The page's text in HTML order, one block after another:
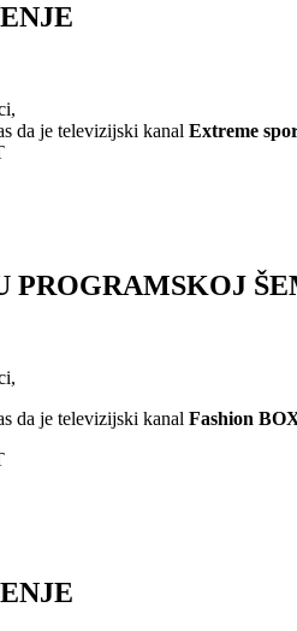
da je televizijski kanal Extreme
PROGRAMSKOJ
da je televizijski kanal Fashion